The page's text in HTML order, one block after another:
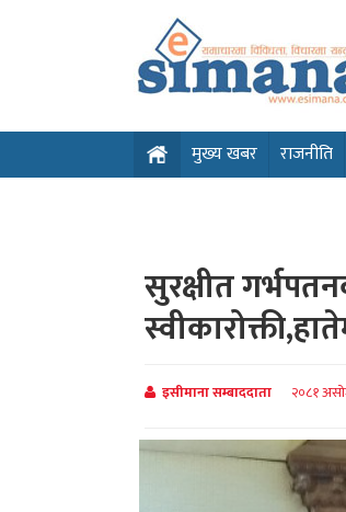
मुख्य खबर राजनीति
सुरक्षीत
इसीमाना सम्बाददाता २०८१